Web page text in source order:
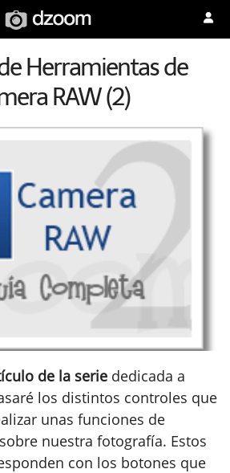
Herramientas de
RAW (2)
de la serie dedicada a
los distintos controles que
unas funciones de
nuestra fotografía. Estos
con los botones que